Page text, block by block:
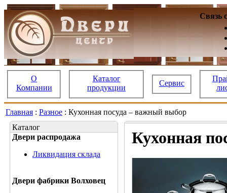
Связь
О
Компании
Каталог
продукции
Сервис
Главная : Разное : Кухонная посуда – важный выбор
Каталог
Двери распродажа
Ликвидация склада
Двери фабрики Волховец
Кухонная